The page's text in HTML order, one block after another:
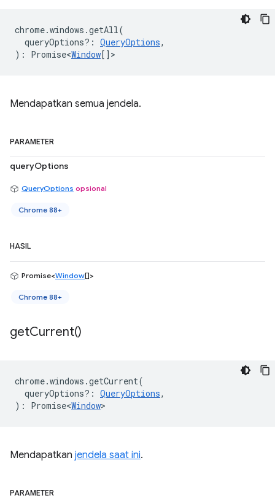
chrome.windows .getAll(
queryOptions? : QueryOptions,
) : Promise<Window[] >
Mendapatkan semua jendela.
PARAMETER
queryOptions
QueryOptions opsional
Chrome 88+
HASIL
Promise<Window[]>
Chrome 88+
getCurrent()
chrome.windows .getCurrent(
queryOptions? : QueryOptions,
) : Promise<Window>
Mendapatkan jendela saat ini.
PARAMETER